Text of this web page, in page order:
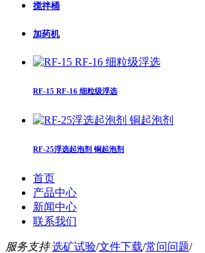
搅拌桶
加药机
RF-15 RF-16 细粒级浮选
RF-25浮选起泡剂 铜起泡剂
首页
产品中心
新闻中心
联系我们
服务支持 选矿试验/文件下载/常问问题/